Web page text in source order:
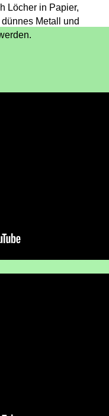
Löcher in Papier,
Metall und